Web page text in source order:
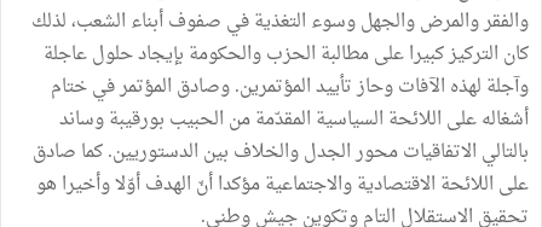
والفقروالمرضوالجهلوسوء التغذيةفي صفوفأبناء الشعب،لذلك
كان التركيزكبيراعلىمطالبة الحزبوالحكومة بإيجادحلولعاجلة
وآجلة لهذه الآفاتوحازتأييدالمؤتمرين.وصادق المؤتمرفيختام
أشغالهعلى اللائحة السياسية المقدّمةمن الحبيب بورقيبةوساند
بالتالي الاتفاقياتمحورالجدلوالخلاف بين الدستوريين.كما صادق
على اللائحة الاقتصاديةوالاجتماعيةمؤكداأنّ الهدفأوّلاوأخيرا هو
تحقيق الاستقلال التاموتكوينجيشوطني.